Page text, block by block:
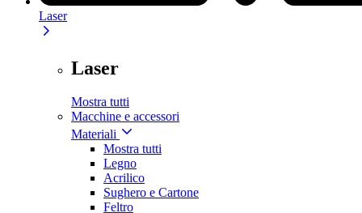
Laser
Laser
Mostra tutti
Macchine e accessori
Materiali
Mostra tutti
Legno
Acrilico
Sughero e Cartone
Feltro